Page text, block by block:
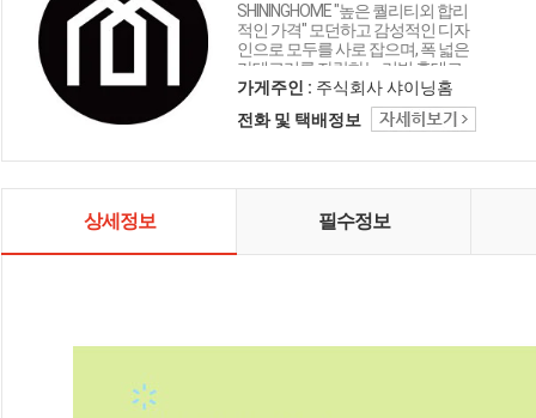
SHININGHOME "높은 퀄리티외 합리
적인 가격" 모던하고 감성적인 디자
인으로 모두를 사로 잡으며, 폭 넓은
카테고리를 자랑하는 리빙 홈데코
인테리어 샤이닝홈입니다.
가게주인 : 주식회사 샤이닝홈
전화 및 택배정보
상세정보 필수정보